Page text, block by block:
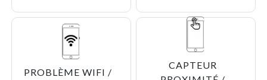
PROBLÈME WIFI /
CAPTEUR